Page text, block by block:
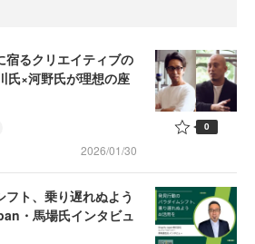
宿るクリエイティブの
×河野氏が理想の座
2026/01/30
0
ト、乗り遅れぬよう
・馬場氏インタビュ